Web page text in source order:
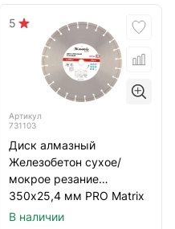
5
Артикул
731103
Диск алмазный
Железобетон сухое/
мокрое резание
350х25,4 мм PRO Matrix
В наличии